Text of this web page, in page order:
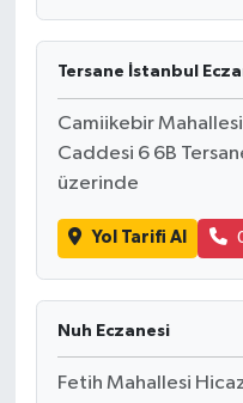
Tersane İstanbul
Camiikebir Mahallesi
Caddesi 6 6B
üzerinde
Yol Tarifi Al
Nuh Eczanesi
Fetih Mahallesi